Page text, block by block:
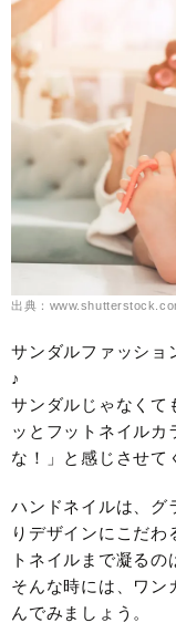
出典：
サンダルファッショ
♪
サンダルじゃなくて
ッとフットネイルカ
な！」と感じさせて
ハンドネイルは、グ
りデザインにこだわ
トネイルまで凝る
そんな時には、ワン
んでみましょう。